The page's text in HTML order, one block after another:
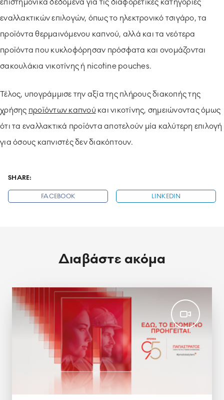
εναλλακτικών επιλογών, όπως το ηλεκτρονικό τσιγάρο, τα
προϊόντα θερμαινόμενου καπνού, αλλά και τα νεότερα
προϊόντα που κυκλοφόρησαν πρόσφατα και ονομάζονται
σακουλάκια νικοτίνης ή nicotine pouches.
Τέλος, υπογράμμισε την αξία της πλήρους διακοπής της
χρήσης προϊόντων καπνού και νικοτίνης, σημειώνοντας όμως
ότι τα εναλλακτικά προϊόντα αποτελούν μία καλύτερη επιλογή
για όσους καπνιστές δεν διακόπτουν.
SHARE:
FACEBOOK LINKEDIN
Διαβάστε ακόμα